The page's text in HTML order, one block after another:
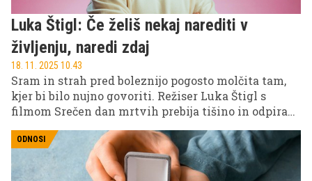
Luka Štigl: Če želiš nekaj narediti v
življenju, naredi zdaj
18. 11. 2025 10.43
Sram in strah pred boleznijo pogosto molčita tam,
kjer bi bilo nujno govoriti. Režiser Luka Štigl s
filmom Srečen dan mrtvih prebija tišino in odpira
pogovor o moškem zdravju ter raku, kjer zgodnje
odkrivanje lahko reši življenje. Njegova črna
kriminalna komedija je brez oglaševanja že v prvih
dneh osvojila več tisoč gledalcev.
ODNOSI